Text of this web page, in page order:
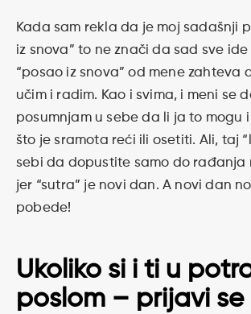
Kada sam rekla da je moj sadašnji
iz snova” to ne znači da sad sve
“posao iz snova” od mene zahteva
učim i radim. Kao i svima, i meni se
posumnjam u sebe da li ja to mogu
što je sramota reći ili osetiti. Ali, taj
sebi da dopustite samo do rađanja
jer “sutra” je novi dan. A novi dan
pobede!
Ukoliko si i ti u
poslom – prijavi se